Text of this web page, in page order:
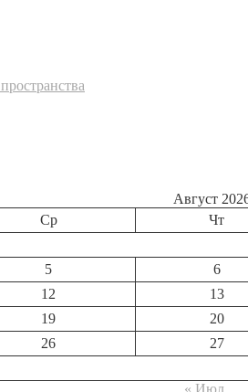
Август
Ср Чт
5 6
12 13
19 20
26 27
« Июл